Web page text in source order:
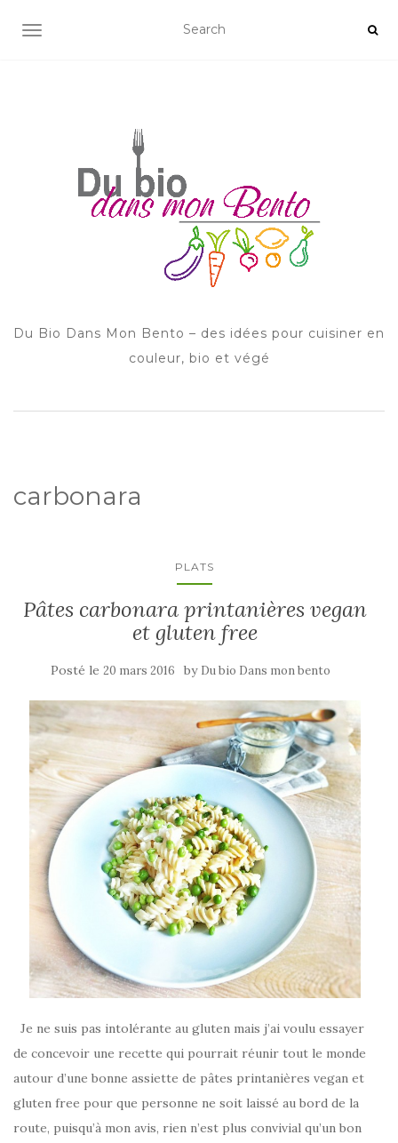
AFFICHER/MASQUER LA NAVIGATION
Du Bio Dans Mon Bento – des idées pour cuisiner en
couleur, bio et végé
carbonara
PLATS
Pâtes carbonara printanières vegan
et gluten free
Posté le 20 mars 2016 by Du bio Dans mon bento
Je ne suis pas intolérante au gluten mais j’ai voulu essayer
de concevoir une recette qui pourrait réunir tout le monde
autour d’une bonne assiette de pâtes printanières vegan et
gluten free pour que personne ne soit laissé au bord de la
route, puisqu’à mon avis, rien n’est plus convivial qu’un bon